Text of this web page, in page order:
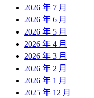
2026 年 7 月
2026 年 6 月
2026 年 5 月
2026 年 4 月
2026 年 3 月
2026 年 2 月
2026 年 1 月
2025 年 12 月